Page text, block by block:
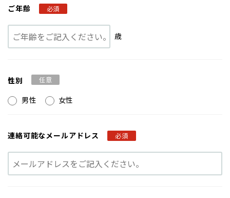
ご年齢 必須
歳
性別 任意
男性 女性
連絡可能なメールアドレス 必須